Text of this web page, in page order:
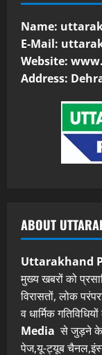
Name:
E-Mail:
Website:
Address:
ABOUT
Uttarakhand
मुख्य खबरों को
विरासतों, लोक
व धार्मिक
Media से जुड़ने के
पेज,यू-ट्यूब